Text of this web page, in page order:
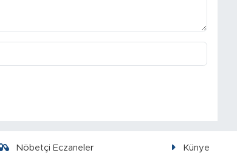
Nöbetçi Eczaneler
Künye